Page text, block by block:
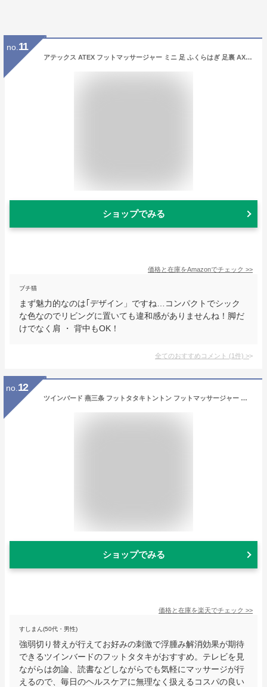
no. 11
アテックス ATEX フットマッサージャー ミニ 足 ふくらはぎ 足裏 AX-HP324bk プレゼント
ショップでみる
価格と在庫をAmazonでチェック >>
ブチ猫
まず魅力的なのは｢デザイン」ですね…コンパクトでシック
な色なのでリビングに置いても違和感がありませんね！脚だ
けでなく肩 ・ 背中もOK！
全てのおすすめコメント (1件) >
no. 12
ツインバード 燕三条 フットタタキトントン フットマッサージャー 足裏 ふくらはぎ むくみ対策 強力 心地よい 強弱切替 タイマー付メーカー1年
ショップでみる
価格と在庫を楽天でチェック >>
すしまん(50代・男性)
強弱切り替えが行えてお好みの刺激で浮腫み解消効果が期待
できるツインバードのフットタタキがおすすめ。テレビを見
ながらは勿論、読書などしながらでも気軽にマッサージが行
えるので、毎日のヘルスケアに無理なく扱えるコスパの良い